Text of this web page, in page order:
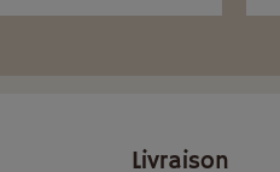
Livraison